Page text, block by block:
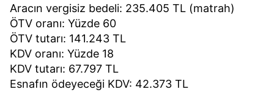
Aracın vergisiz bedeli: 235.405 TL (matrah)
ÖTV oranı: Yüzde 60
ÖTV tutarı: 141.243 TL
KDV oranı: Yüzde 18
KDV tutarı: 67.797 TL
Esnafın ödeyeceği KDV: 42.373 TL